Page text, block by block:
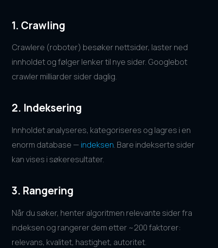
1. Crawling
Crawlere (roboter) besøker nettsider, laster ned
innholdet og følger lenker til nye sider. Googlebot
crawler milliarder sider daglig.
2. Indeksering
Innholdet analyseres, kategoriseres og lagres i en
enorm database — indeksen. Bare indekserte sider
kan vises i søkeresultater.
3. Rangering
Når du søker, henter algoritmen relevante sider fra
indeksen og rangerer dem etter ~200 faktorer:
relevans, kvalitet, hastighet, autoritet.